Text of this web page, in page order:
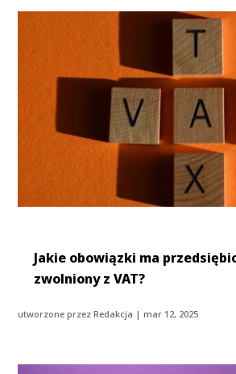
Jakie obowiązki ma
zwolniony z VAT?
utworzone przezRedakcja |mar 12, 2025